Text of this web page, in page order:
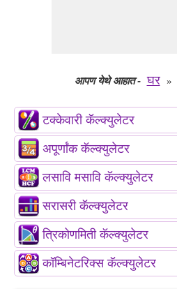
आपण येथे आहात- घर »
टक्केवारी कॅल्क्युलेटर
अपूर्णांक कॅल्क्युलेटर
लसावि मसावि कॅल्क्युलेटर
सरासरी कॅल्क्युलेटर
त्रिकोणमिती कॅल्क्युलेटर
कॉम्बिनेटरिक्स कॅल्क्युलेटर